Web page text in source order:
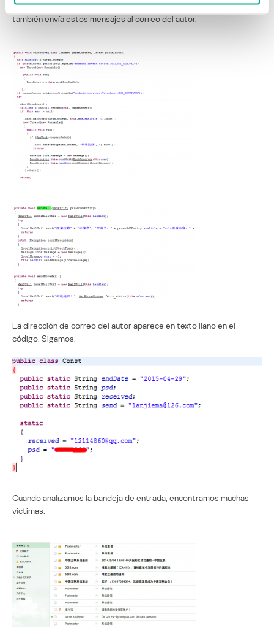
desactiva la transmisión del dispositivo infectado. El troyano
también envía estos mensajes al correo del autor.
La dirección de correo del autor aparece en texto llano en el
código. Sigamos.
Cuando analizamos la bandeja de entrada, encontramos muchas
víctimas.